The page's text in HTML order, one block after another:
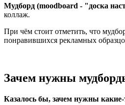
Мудборд (moodboard - "доска
коллаж.
При чём стоит отметить, что
понравившихся рекламных
Зачем нужны
Казалось бы, зачем нужны